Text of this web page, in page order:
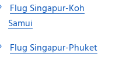
Flug Singapur-Koh
Samui
Flug Singapur-Phuket